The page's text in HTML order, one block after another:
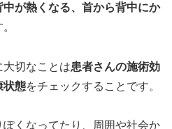
中が熱くなる、首から背中にか
切なことは患者さんの施術効
状態をチェックすることです。
くなってたり、周囲や社会か